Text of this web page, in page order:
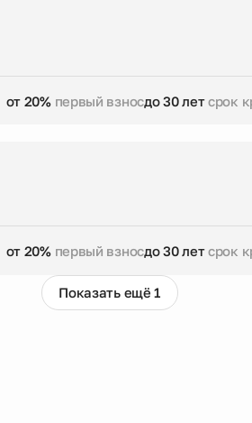
от 20% первый взносдо 30 летсрок
от 20% первый взносдо 30 летсрок
до 30 лет срок кредита
Показать ещё 1